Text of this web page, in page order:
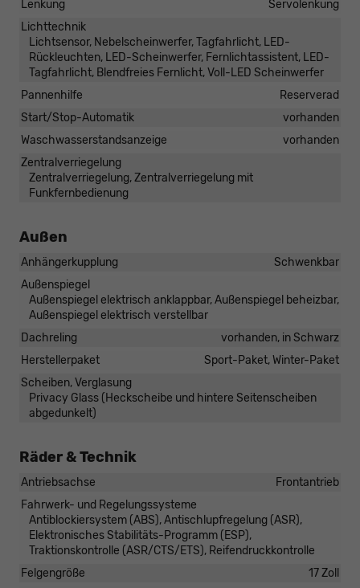
Lenkung
Servolenkung
Lichttechnik
Lichtsensor, Nebelscheinwerfer, Tagfahrlicht, LED-
Rückleuchten, LED-Scheinwerfer, Fernlichtassistent, LED-
Tagfahrlicht, Blendfreies Fernlicht, Voll-LED Scheinwerfer
Pannenhilfe
Reserverad
Start/Stop-Automatik
vorhanden
Waschwasserstandsanzeige
vorhanden
Zentralverriegelung
Zentralverriegelung, Zentralverriegelung mit
Funkfernbedienung
Außen
Anhängerkupplung
Schwenkbar
Außenspiegel
Außenspiegel elektrisch anklappbar, Außenspiegel beheizbar,
Außenspiegel elektrisch verstellbar
Dachreling
vorhanden, in Schwarz
Herstellerpaket
Sport-Paket, Winter-Paket
Scheiben, Verglasung
Privacy Glass (Heckscheibe und hintere Seitenscheiben
abgedunkelt)
Räder & Technik
Antriebsachse
Frontantrieb
Fahrwerk- und Regelungssysteme
Antiblockiersystem (ABS), Antischlupfregelung (ASR),
Elektronisches Stabilitäts-Programm (ESP),
Traktionskontrolle (ASR/CTS/ETS), Reifendruckkontrolle
Felgengröße
17 Zoll